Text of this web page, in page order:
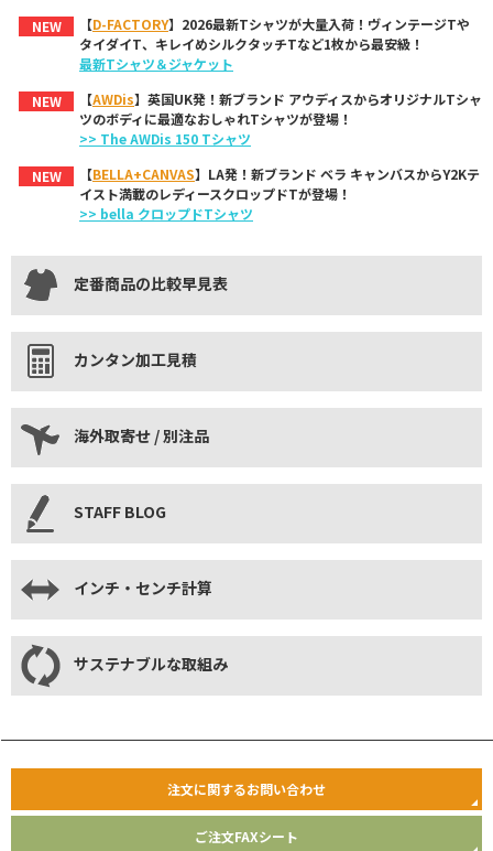
NEW
【D-FACTORY】2026最新Tシャツが大量入荷！ヴィンテージTや
タイダイT、キレイめシルクタッチTなど1枚から最安級！
最新Tシャツ＆ジャケット
NEW
【AWDis】英国UK発！新ブランド アウディスからオリジナルTシャ
ツのボディに最適なおしゃれTシャツが登場！
>> The AWDis 150 Tシャツ
NEW
【BELLA+CANVAS】LA発！新ブランド ベラ キャンバスからY2Kテ
イスト満載のレディースクロップドTが登場！
>> bella クロップドTシャツ
定番商品の比較早見表
カンタン加工見積
海外取寄せ / 別注品
STAFF BLOG
インチ・センチ計算
サステナブルな取組み
注文に関するお問い合わせ
ご注文FAXシート